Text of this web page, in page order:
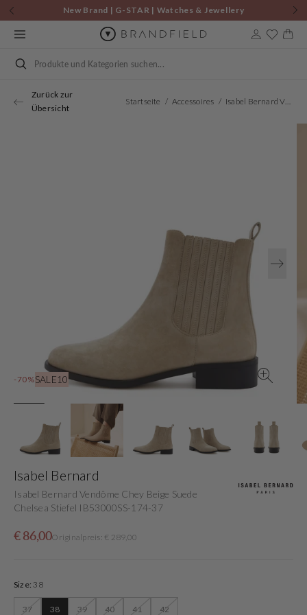
Zum
Inhalt
springen
New Brand | G-STAR | Watches & Jewellery
Suchen
Zurück zur
Übersicht
Startseite Accessoires Isabel Bernard Vendôme Chey Beige Suede Chelsea Stiefel IB53000SS-174-37
-70%SALE10
Öffnen
Sie
Isabel Bernard
Isabel Bernard Vendôme Chey Beige Suede
Chelsea Stiefel IB53000SS-174-37
Verkaufspreis
€ 86,00
NormalerOriginalpreis: € 289,00
Size:38
37Variante
38Variante
39Variante
40Variante
41Variante
42Variante